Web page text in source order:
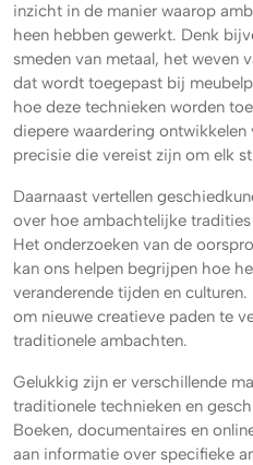
inzicht in de manier waarop
heen hebben gewerkt. Denk
smeden van metaal, het weven
dat wordt toegepast bij
hoe deze technieken worden
diepere waardering
precisie die vereist zijn om elk
Daarnaast vertellen
over hoe ambachtelijke
Het onderzoeken van de
kan ons helpen begrijpen hoe
veranderende tijden en
om nieuwe creatieve paden te
traditionele ambachten.
Gelukkig zijn er verschillende
traditionele technieken en
Boeken, documentaires en
aan informatie over specifieke